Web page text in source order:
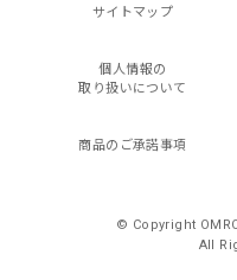
サイトマップ
個人情報の
取り扱いについて
商品のご承諾事項
© Copyright
All